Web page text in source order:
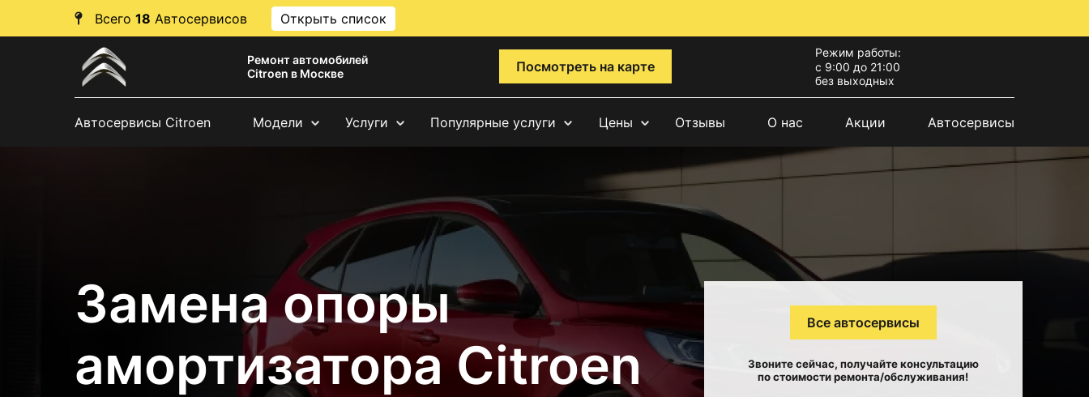
Всего 18 Автосервисов Открыть список
Ремонт автомобилей
Citroen в Москве
Посмотреть на карте
Режим работы:
с 9:00 до 21:00
без выходных
Автосервисы Citroen Модели Услуги Популярные услуги Цены Отзывы О нас Акции Автосервисы
Замена опоры
амортизатора Citroen
Все автосервисы
Звоните сейчас, получайте консультацию
по стоимости ремонта/обслуживания!